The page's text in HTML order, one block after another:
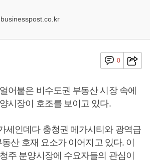
0
어붙은 비수도권 부동산 시장 속에
시장이 호조를 보이고 있다.
세인데다 충청권 메가시티와 광역급
산 호재 요소가 이어지고 있다. 이
주 분양시장에 수요자들의 관심이